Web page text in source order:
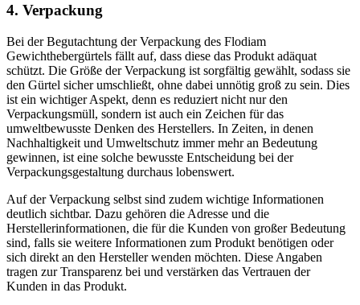
4. Verpackung
Bei der Begutachtung der Verpackung des Flodiam
Gewichthebergürtels fällt auf, dass diese das Produkt adäquat
schützt. Die Größe der Verpackung ist sorgfältig gewählt, sodass sie
den Gürtel sicher umschließt, ohne dabei unnötig groß zu sein. Dies
ist ein wichtiger Aspekt, denn es reduziert nicht nur den
Verpackungsmüll, sondern ist auch ein Zeichen für das
umweltbewusste Denken des Herstellers. In Zeiten, in denen
Nachhaltigkeit und Umweltschutz immer mehr an Bedeutung
gewinnen, ist eine solche bewusste Entscheidung bei der
Verpackungsgestaltung durchaus lobenswert.
Auf der Verpackung selbst sind zudem wichtige Informationen
deutlich sichtbar. Dazu gehören die Adresse und die
Herstellerinformationen, die für die Kunden von großer Bedeutung
sind, falls sie weitere Informationen zum Produkt benötigen oder
sich direkt an den Hersteller wenden möchten. Diese Angaben
tragen zur Transparenz bei und verstärken das Vertrauen der
Kunden in das Produkt.